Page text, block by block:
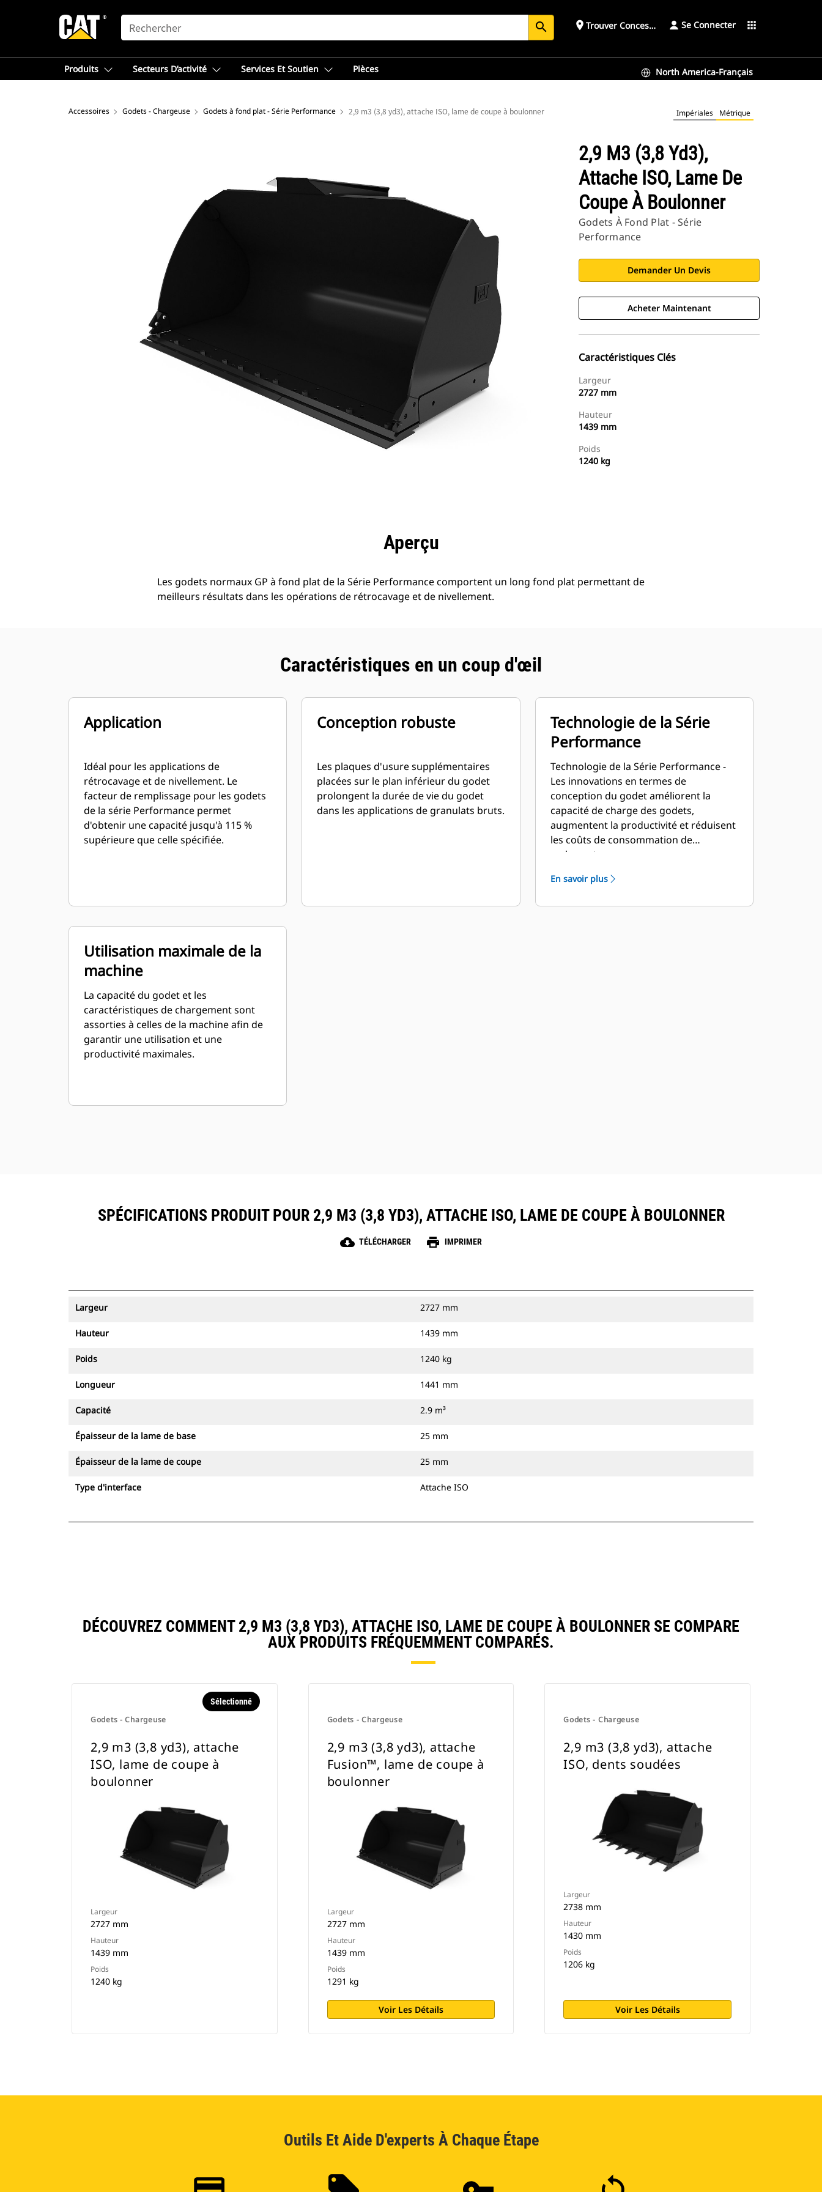
SEARCH search place Trouver ConcessionnaireSe Connecter apps
Produits Secteurs D’activité Services Et Soutien Pièces North America-Français
Accessoires Godets - Chargeuse Godets à fond plat - Série Performance 2,9 m3 (3,8 yd3), attache ISO, lame de coupe à boulonner Impériales Métrique
2,9 M3 (3,8 Yd3),
Attache ISO, Lame De
Coupe À Boulonner
Godets À Fond Plat - Série
Performance
Demander Un Devis
Acheter Maintenant
Caractéristiques Clés
Largeur
2727 mm
Hauteur
1439 mm
Poids
1240 kg
Aperçu
Les godets normaux GP à fond plat de la Série Performance comportent un long fond plat permettant de
meilleurs résultats dans les opérations de rétrocavage et de nivellement.
Caractéristiques en un coup d'œil
Application
Idéal pour les applications de
rétrocavage et de nivellement. Le
facteur de remplissage pour les godets
de la série Performance permet
d'obtenir une capacité jusqu'à 115 %
supérieure que celle spécifiée.
Conception robuste
Les plaques d'usure supplémentaires
placées sur le plan inférieur du godet
prolongent la durée de vie du godet
dans les applications de granulats bruts.
Technologie de la Série
Performance
Technologie de la Série Performance -
Les innovations en termes de
conception du godet améliorent la
capacité de charge des godets,
augmentent la productivité et réduisent
les coûts de consommation de
carburant.
En savoir plus
Utilisation maximale de la
machine
La capacité du godet et les
caractéristiques de chargement sont
assorties à celles de la machine afin de
garantir une utilisation et une
productivité maximales.
SPÉCIFICATIONS PRODUIT POUR 2,9 M3 (3,8 YD3), ATTACHE ISO, LAME DE COUPE À BOULONNER
cloud_download TÉLÉCHARGER print IMPRIMER
Largeur 2727 mm
Hauteur 1439 mm
Poids 1240 kg
Longueur 1441 mm
Capacité 2.9 m³
Épaisseur de la lame de base 25 mm
Épaisseur de la lame de coupe 25 mm
Type d'interface Attache ISO
DÉCOUVREZ COMMENT 2,9 M3 (3,8 YD3), ATTACHE ISO, LAME DE COUPE À BOULONNER SE COMPARE
AUX PRODUITS FRÉQUEMMENT COMPARÉS.
Godets - Chargeuse
Sélectionné
2,9 m3 (3,8 yd3), attache
ISO, lame de coupe à
boulonner
Largeur
2727 mm
Hauteur
1439 mm
Poids
1240 kg
Godets - Chargeuse
2,9 m3 (3,8 yd3), attache
Fusion™, lame de coupe à
boulonner
Largeur
2727 mm
Hauteur
1439 mm
Poids
1291 kg
Voir Les Détails
Godets - Chargeuse
2,9 m3 (3,8 yd3), attache
ISO, dents soudées
Largeur
2738 mm
Hauteur
1430 mm
Poids
1206 kg
Voir Les Détails
Outils Et Aide D'experts À Chaque Étape